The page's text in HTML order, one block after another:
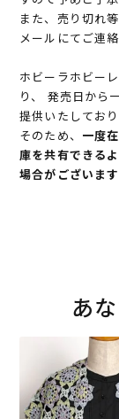
また、売り切れ
メールにてご連
ホビーラホビー
り、 発売日から
提供いたしており
そのため、 一度
庫を共有できる
場合がございます
あ